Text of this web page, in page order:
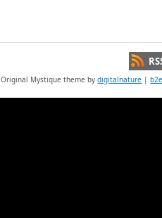
Original Mystique theme bydigitalnature |